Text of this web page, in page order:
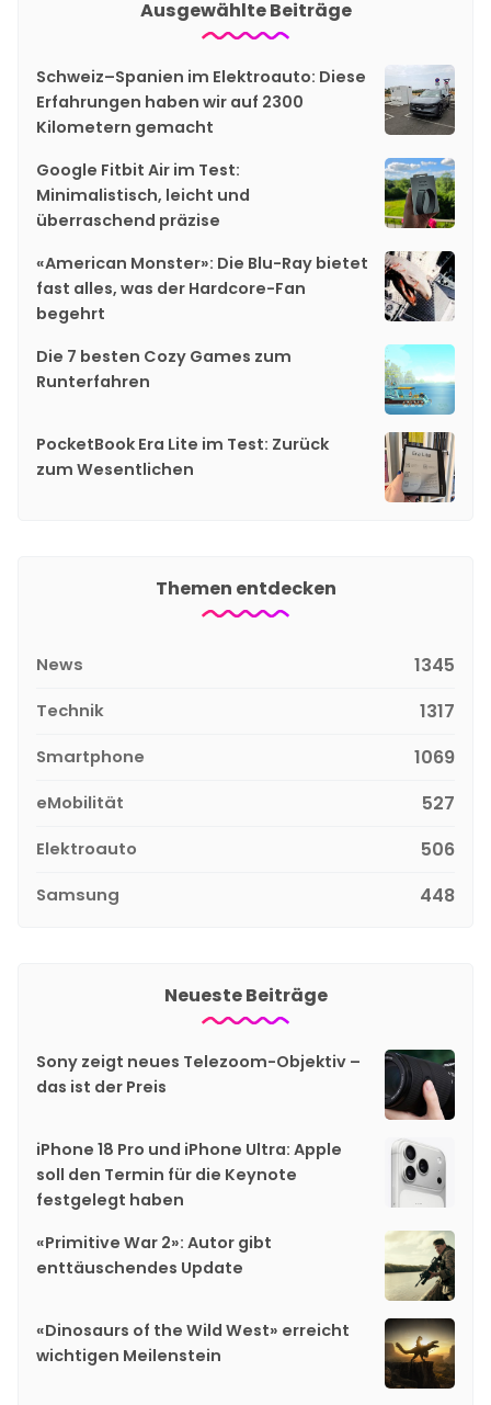
Ausgewählte Beiträge
Schweiz–Spanien im Elektroauto: Diese
Erfahrungen haben wir auf 2300
Kilometern gemacht
Google Fitbit Air im Test:
Minimalistisch, leicht und
überraschend präzise
«American Monster»: Die Blu-Ray bietet
fast alles, was der Hardcore-Fan
begehrt
Die 7 besten Cozy Games zum
Runterfahren
PocketBook Era Lite im Test: Zurück
zum Wesentlichen
Themen entdecken
News 1345
Technik 1317
Smartphone 1069
eMobilität 527
Elektroauto 506
Samsung 448
Neueste Beiträge
Sony zeigt neues Telezoom-Objektiv –
das ist der Preis
iPhone 18 Pro und iPhone Ultra: Apple
soll den Termin für die Keynote
festgelegt haben
«Primitive War 2»: Autor gibt
enttäuschendes Update
«Dinosaurs of the Wild West» erreicht
wichtigen Meilenstein